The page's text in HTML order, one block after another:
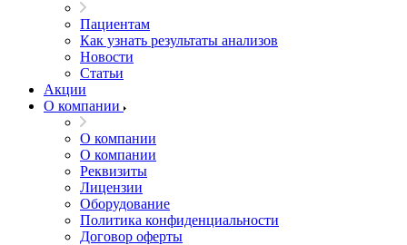
Пациентам
Как узнать результаты анализов
Новости
Статьи
Акции
О компании
О компании
О компании
Реквизиты
Лицензии
Оборудование
Политика конфиденциальности
Договор оферты